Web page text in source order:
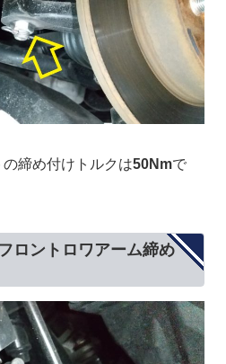
締め付けトルクは50Nmで
ロントロワアーム締め